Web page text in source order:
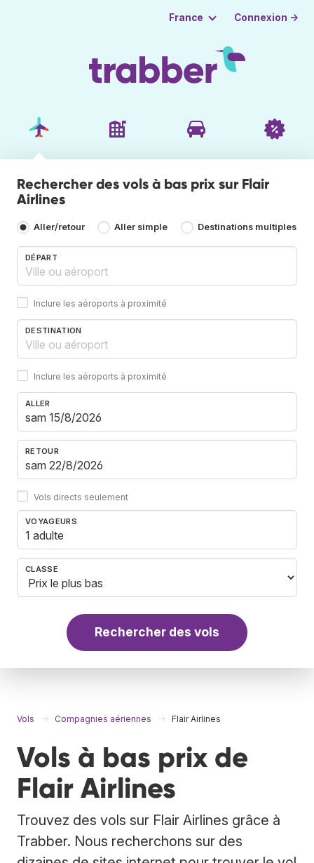
France Connexion →
Rechercher des vols à bas prix sur Flair
Airlines
Aller/retour Aller simple Destinations multiples
DÉPART
Inclure les aéroports à proximité
DESTINATION
Inclure les aéroports à proximité
ALLER
RETOUR
Vols directs seulement
VOYAGEURS
1 adulte
CLASSE
Rechercher des vols
Vols Compagnies aériennes Flair Airlines
Vols à bas prix de
Flair Airlines
Trouvez des vols sur Flair Airlines grâce à
Trabber. Nous recherchons sur des